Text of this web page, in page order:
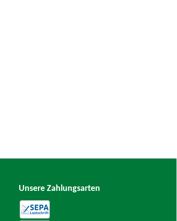
Unsere Zahlungsarten